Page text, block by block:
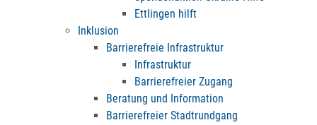
Ettlingen hilft
Inklusion
Barrierefreie Infrastruktur
Infrastruktur
Barrierefreier Zugang
Beratung und Information
Barrierefreier Stadtrundgang